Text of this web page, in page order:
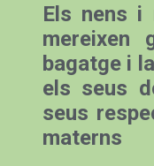
Els nens i
mereixen
bagatge i
els seus
seus
materns